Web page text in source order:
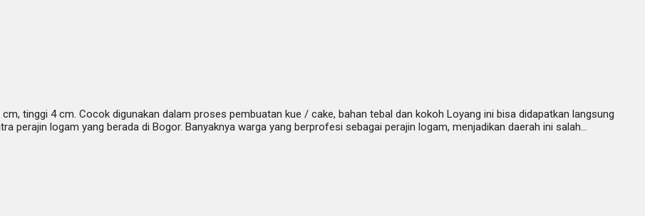
tinggi 4 cm. Cocok digunakan dalam proses pembuatan kue / cake, bahan tebal dan kokoh Loyang ini bisa didapatkan langsung
perajin logam yang berada di Bogor. Banyaknya warga yang berprofesi sebagai perajin logam, menjadikan daerah ini salah…